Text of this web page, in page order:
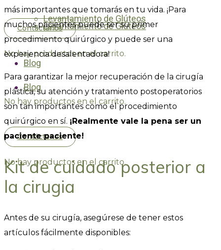
Levantamiento de Glúteos
Blog
Contáctanos
No hay productos en el carrito.
Contáctanos
No hay productos en el carrito.
Levantamiento de Glúteos
Blog
No hay productos en el carrito.
más importantes que tomarás en tu vida. ¡Para
muchos pacientes puede ser su primer
procedimiento quirúrgico y puede ser una
experiencia desalentadora!
Para garantizar la mejor recuperación de la cirugía
plástica, su atención y tratamiento postoperatorios
son tan importantes como el procedimiento
quirúrgico en sí. ¡Realmente vale la pena ser un
paciente paciente!
Kit de cuidado posterior a
la cirugia
Antes de su cirugía, asegúrese de tener estos
artículos fácilmente disponibles: